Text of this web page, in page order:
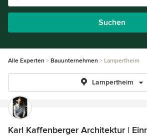
Suchen
Alle Experten Bauunternehmen Lampertheim
Lampertheim
Karl Kaffenberger Architektur |